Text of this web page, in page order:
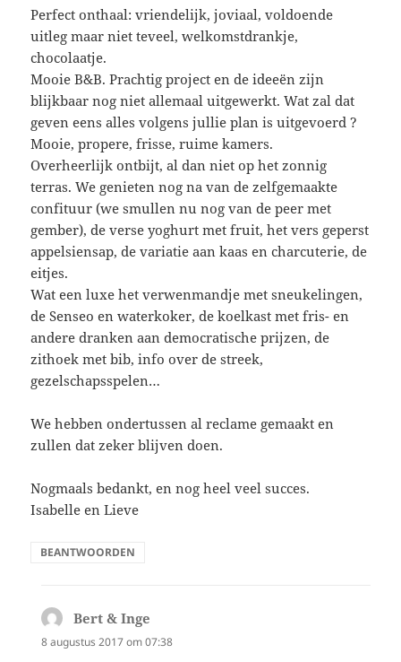
Perfect onthaal: vriendelijk, joviaal, voldoende
uitleg maar niet teveel, welkomstdrankje,
chocolaatje.
Mooie B&B. Prachtig project en de ideeën zijn
blijkbaar nog niet allemaal uitgewerkt. Wat zal dat
geven eens alles volgens jullie plan is uitgevoerd ?
Mooie, propere, frisse, ruime kamers.
Overheerlijk ontbijt, al dan niet op het zonnig
terras. We genieten nog na van de zelfgemaakte
confituur (we smullen nu nog van de peer met
gember), de verse yoghurt met fruit, het vers geperst
appelsiensap, de variatie aan kaas en charcuterie, de
eitjes.
Wat een luxe het verwenmandje met sneukelingen,
de Senseo en waterkoker, de koelkast met fris- en
andere dranken aan democratische prijzen, de
zithoek met bib, info over de streek,
gezelschapsspelen…
We hebben ondertussen al reclame gemaakt en
zullen dat zeker blijven doen.
Nogmaals bedankt, en nog heel veel succes.
Isabelle en Lieve
BEANTWOORDEN
Bert & Inge
8 augustus 2017 om 07:38